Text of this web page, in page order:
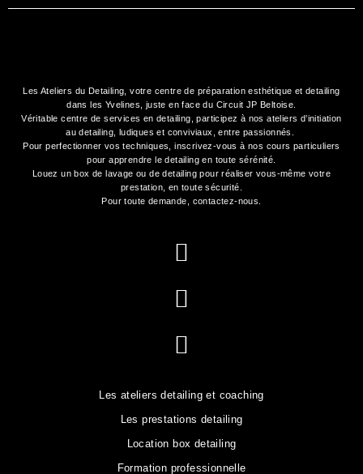
Les Ateliers du Detailing, votre centre de préparation esthétique et detailing
dans les Yvelines, juste en face du Circuit JP Beltoise.
Véritable centre de services en detailing, participez à nosateliers d’initiation
au detailing , ludiques et conviviaux, entre passionnés.
Pour perfectionner vos techniques, inscrivez-vous à nos cours particuliers
pour apprendre le detailing en toute sérénité.
Louez un box de lavage ou de detailing pour réaliser vous-même votre
prestation, en toute sécurité.
Pour toute demande, contactez-nous
Les ateliers detailing et coaching
Les prestations detailing
Location box detailing
Formation professionnelle